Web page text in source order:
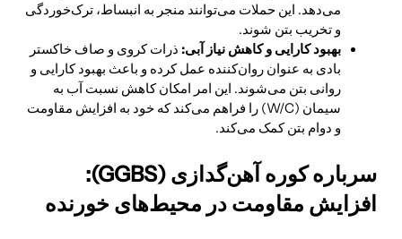
می‌دهد. این حملات می‌توانند منجر به انبساط، ترک‌خوردگی
و تخریب بتن شوند.
بهبود کارایی و کاهش نیاز آبی: ذرات کروی و صاف خاکستر
بادی به عنوان روان‌کننده عمل کرده و باعث بهبود کارایی و
روانی بتن می‌شوند. این امر امکان کاهش نسبت آب به
سیمان (W/C) را فراهم می‌کند که خود به افزایش مقاومت
و دوام بتن کمک می‌کند.
سرباره کوره آهن‌گدازی (GGBS):
افزایش مقاومت در محیط‌های خورنده